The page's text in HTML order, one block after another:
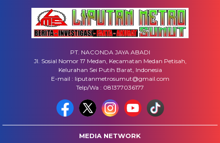
PT. NACONDA JAYA ABADI
Jl. Sosial Nomor 17 Medan, Kecamatan Medan Petisah,
Kelurahan Sei Putih Barat, Indonesia
E-mail : liputanmetrosumut@gmail.com
Telp/Wa : 081377036177
MEDIA NETWORK